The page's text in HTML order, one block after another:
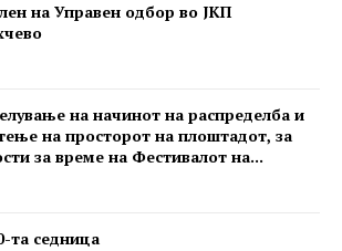
на Управен одбор во ЈКП
на начинот на распределба и
на просторот на плоштадот, за
за време на Фестивалот на...
та седница